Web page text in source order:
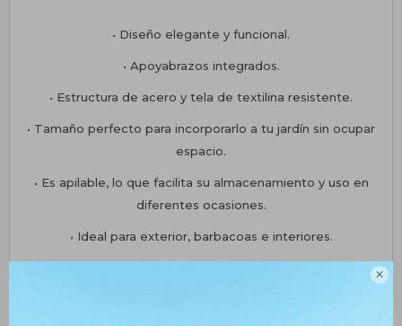

• Diseño elegante y funcional.
• Apoyabrazos integrados.
• Estructura de acero y tela de textilina resistente.
• Tamaño perfecto para incorporarlo a tu jardín sin ocupar
espacio.
• Es apilable, lo que facilita su almacenamiento y uso en
diferentes ocasiones.
• Ideal para exterior, barbacoas e interiores.